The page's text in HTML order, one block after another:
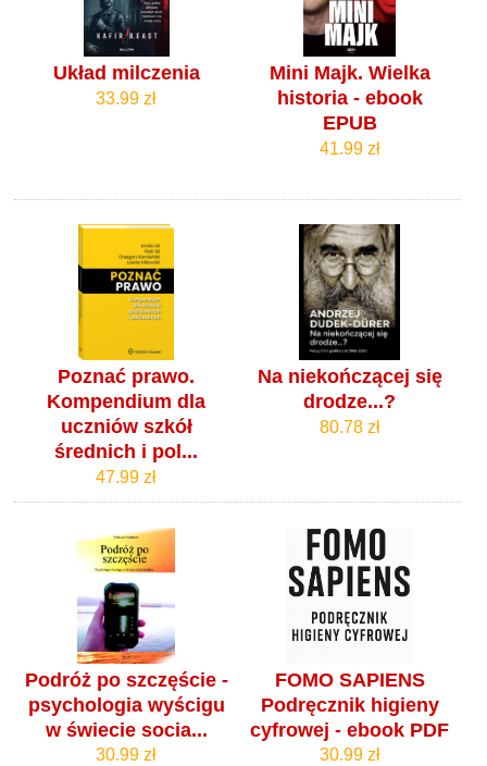
Układ milczenia
33.99 zł
Mini Majk. Wielka
historia - ebook
EPUB
41.99 zł
Poznać prawo.
Kompendium dla
uczniów szkół
średnich i pol...
47.99 zł
Na niekończącej się
drodze...?
80.78 zł
Podróż po szczęście -
psychologia wyścigu
w świecie socia...
30.99 zł
FOMO SAPIENS
Podręcznik higieny
cyfrowej - ebook PDF
30.99 zł